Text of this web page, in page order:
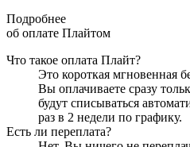
Подробнее
об оплате Плайтом
Что такое оплата Плайт?
Это короткая мгновенная
Вы оплачиваете сразу
будут списываться
раз в 2 недели по графику.
Есть ли переплата?